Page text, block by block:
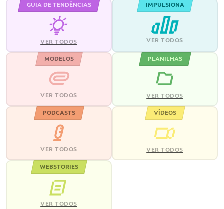
GUIA DE TENDÊNCIAS
VER TODOS
IMPULSIONA
VER TODOS
MODELOS
VER TODOS
PLANILHAS
VER TODOS
PODCASTS
VER TODOS
VÍDEOS
VER TODOS
WEBSTORIES
VER TODOS